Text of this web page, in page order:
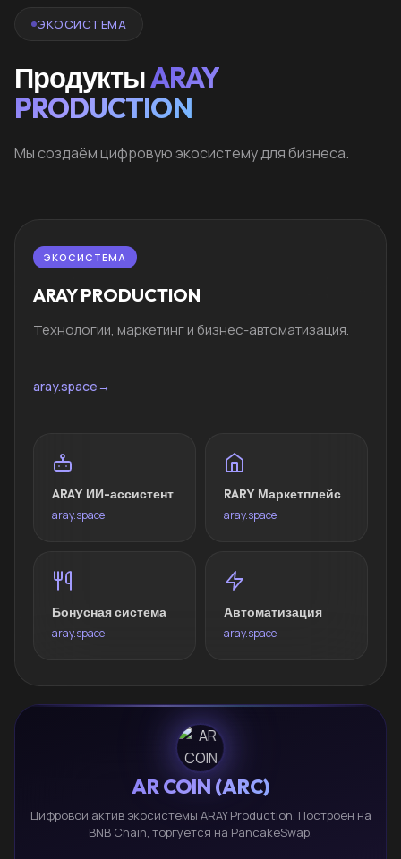
ЭКОСИСТЕМА
ПродуктыARAY
PRODUCTION
Мы создаём цифровую экосистему для бизнеса.
ЭКОСИСТЕМА
ARAY PRODUCTION
Технологии, маркетинг и бизнес-автоматизация.
aray.space→
ARAY ИИ-ассистент
aray.space
RARY Маркетплейс
aray.space
Бонусная система
aray.space
Автоматизация
aray.space
AR COIN (ARC)
Цифровой актив экосистемы ARAY Production. Построен на
BNB Chain, торгуется на PancakeSwap.